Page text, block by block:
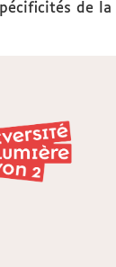
de la